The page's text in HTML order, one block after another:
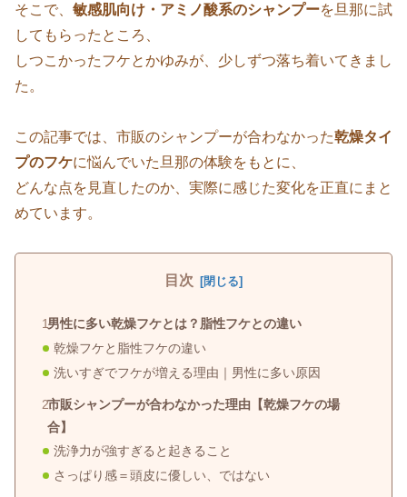
そこで、 敏感肌向け・アミノ酸系のシャンプーを旦那に試
してもらったところ、
しつこかったフケとかゆみが、少しずつ落ち着いてきまし
た。
この記事では、市販のシャンプーが合わなかった乾燥タイ
プのフケに悩んでいた旦那の体験をもとに、
どんな点を見直したのか、実際に感じた変化を正直にまと
めています。
目次
男性に多い乾燥フケとは？脂性フケとの違い
乾燥フケと脂性フケの違い
洗いすぎでフケが増える理由｜男性に多い原因
市販シャンプーが合わなかった理由【乾燥フケの場
合】
洗浄力が強すぎると起きること
さっぱり感＝頭皮に優しい、ではない